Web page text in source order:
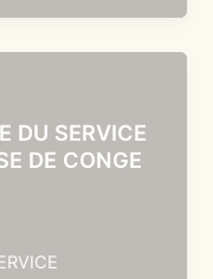
DU SERVICE
DE CONGE